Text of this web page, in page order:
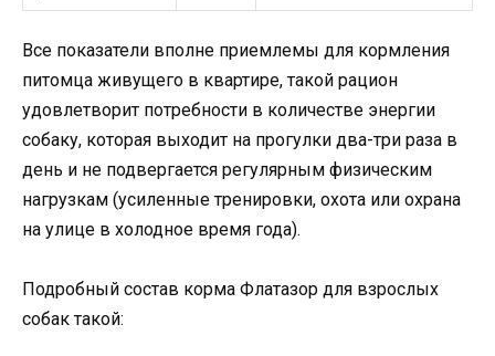
Все показатели вполне приемлемы для кормления
питомца живущего в квартире, такой рацион
удовлетворит потребности в количестве энергии
собаку, которая выходит на прогулки два-три раза в
день и не подвергается регулярным физическим
нагрузкам (усиленные тренировки, охота или охрана
на улице в холодное время года).
Подробный состав корма Флатазор для взрослых
собак такой: